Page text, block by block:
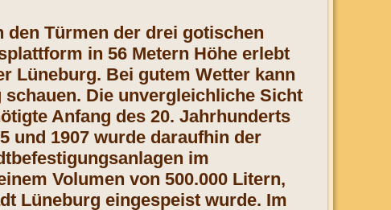
den Türmen der drei gotischen
in 56 Metern Höhe erlebt
Lüneburg. Bei gutem Wetter kann
Die unvergleichliche Sicht
Anfang des 20. Jahrhunderts
und 1907 wurde daraufhin der
im
Volumen von 500.000 Litern,
Lüneburg eingespeist wurde. Im